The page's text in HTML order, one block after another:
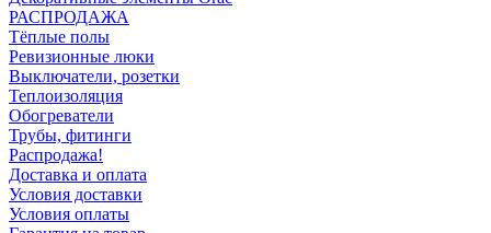
РАСПРОДАЖА
Тёплые полы
Ревизионные люки
Выключатели, розетки
Теплоизоляция
Обогреватели
Трубы, фитинги
Распродажа!
Доставка и оплата
Условия доставки
Условия оплаты